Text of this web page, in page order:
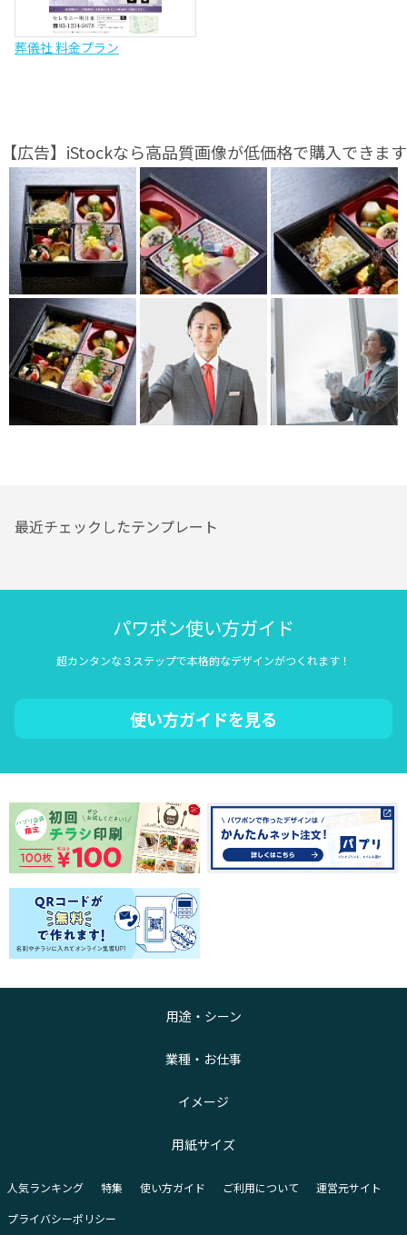
葬儀社 料金プラン
【広告】iStockなら高品質画像が低価格で購入できます
最近チェックしたテンプレート
パワポン使い方ガイド
超カンタンな３ステップで本格的なデザインがつくれます！
使い方ガイドを見る
用途・シーン
業種・お仕事
イメージ
用紙サイズ
人気ランキング 特集 使い方ガイド ご利用について
運営元サイト
プライバシーポリシー